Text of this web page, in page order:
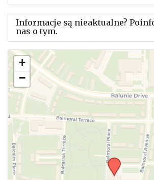
Informacje są nieaktualne?
nas o tym.
Użyj tego formularza aby
zmianach w powyższym mityngu.
+
−